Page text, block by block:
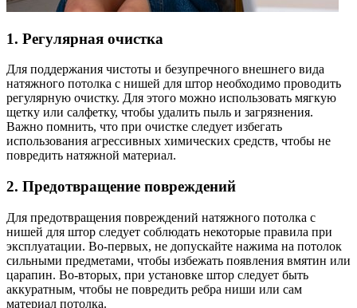
1. Регулярная очистка
Для поддержания чистоты и безупречного внешнего вида
натяжного потолка с нишей для штор необходимо проводить
регулярную очистку. Для этого можно использовать мягкую
щетку или салфетку, чтобы удалить пыль и загрязнения.
Важно помнить, что при очистке следует избегать
использования агрессивных химических средств, чтобы не
повредить натяжной материал.
2. Предотвращение повреждений
Для предотвращения повреждений натяжного потолка с
нишей для штор следует соблюдать некоторые правила при
эксплуатации. Во-первых, не допускайте нажима на потолок
сильными предметами, чтобы избежать появления вмятин или
царапин. Во-вторых, при установке штор следует быть
аккуратным, чтобы не повредить ребра ниши или сам
материал потолка.